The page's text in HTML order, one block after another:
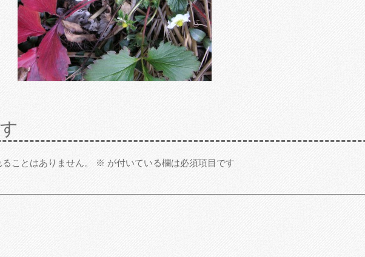
ことはありません。 ※ が付いている欄は必須項目です